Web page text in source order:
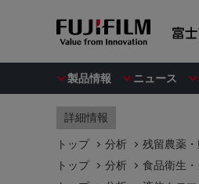
製品情報 ニュース
詳細情報
トップ 分析 残留農薬
トップ
分析 食品衛生